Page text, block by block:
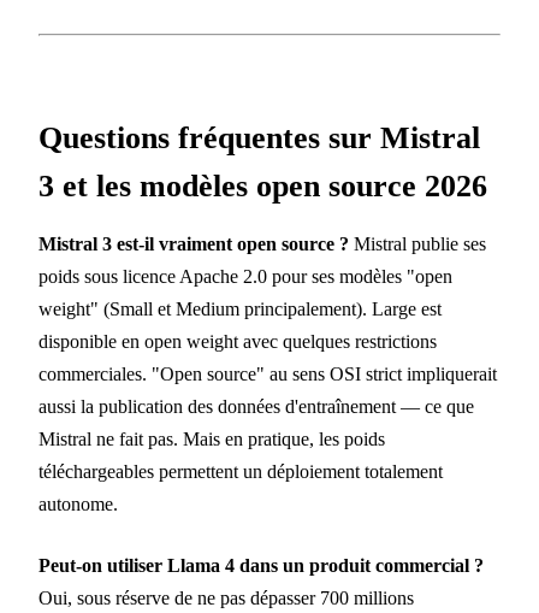
Questions fréquentes sur Mistral
3 et les modèles open source 2026
Mistral 3 est-il vraiment open source ? Mistral publie ses
poids sous licence Apache 2.0 pour ses modèles "open
weight" (Small et Medium principalement). Large est
disponible en open weight avec quelques restrictions
commerciales. "Open source" au sens OSI strict impliquerait
aussi la publication des données d'entraînement — ce que
Mistral ne fait pas. Mais en pratique, les poids
téléchargeables permettent un déploiement totalement
autonome.
Peut-on utiliser Llama 4 dans un produit commercial ?
Oui, sous réserve de ne pas dépasser 700 millions